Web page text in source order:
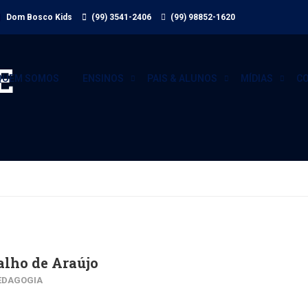
Bosco Kids (99) 3541-2406 (99) 98852-1620
SOMOS ENSINOS PAIS & ALUNOS MÍDIAS
de Araújo